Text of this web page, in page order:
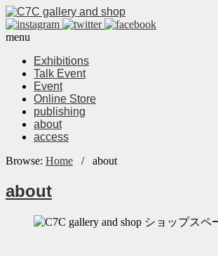
menu
Exhibitions
Talk Event
Event
Online Store
publishing
about
access
Browse: Home / about
about